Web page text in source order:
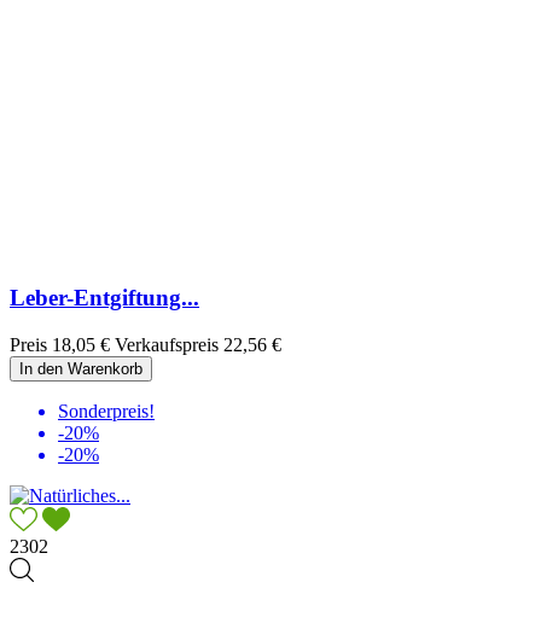
Leber-Entgiftung...
Preis 18,05 € Verkaufspreis 22,56 €
In den Warenkorb
Sonderpreis!
-20%
-20%
2302